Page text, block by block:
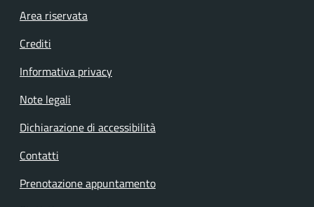
Footer menu
Area riservata
Crediti
Informativa privacy
Note legali
Dichiarazione di accessibilità
Contatti
Prenotazione appuntamento